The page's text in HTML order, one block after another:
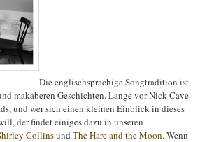
Die englischsprachige Songtradition ist
makaberen Geschichten. Lange vor Nick Cave
und wer sich einen kleinen Einblick in dieses
der findet einiges dazu in unseren
CollinsundThe Hare and the Moon. Wenn